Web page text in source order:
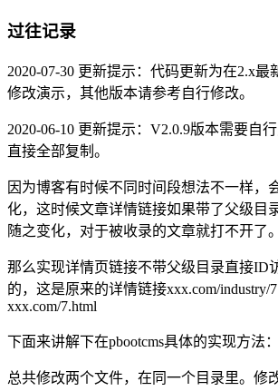
过往记录
2020-07-30 更新提示：代码更新为在2.x最
修改演示，其他版本请参考自行修改。
2020-06-10 更新提示：V2.0.9版本需要自
直接全部复制。
因为博客有时候不同时间段想法不一样，
化，这时候文章详情链接如果带了父级目
随之变化，对于被收录的文章就打不开了。
那么实现详情页链接不带父级目录直接ID
的，这是原来的详情链接xxx.com/industry/
xxx.com/7.html
下面来讲解下在pbootcms具体的实现方法：
总共修改两个文件，在同一个目录里。修